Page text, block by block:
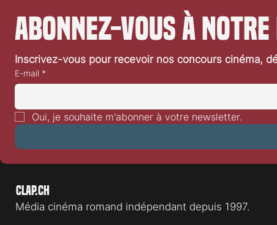
With Wolves
Heart
Abonnez-vous à
Inscrivez-vous pour recevoir nos concours cinéma,
E-mail *
Oui, je souhaite m'abonner à votre newsletter.
Clap.ch
Média cinéma romand indépendant depuis 1997.